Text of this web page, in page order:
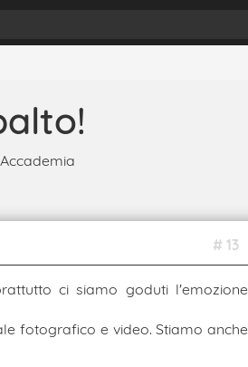
# 13
ci siamo goduti l'emozione
fotografico e video. Stiamo anche